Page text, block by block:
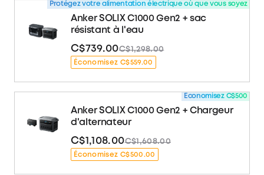
chargement secteur, guide de démarrage
rapide et carte de sécurité et de garantie.
En savoir plus sur le C1000 Gen2 >>
Anker SOLIX C1000 Gen2 + sac
résistant à l'eau
C$739.00C$1,298.00
Économisez C$559.00
Protégez votre alimentation électrique où que vous soyez
Anker SOLIX C1000 Gen2 + Chargeur
d'alternateur
C$1,108.00C$1,608.00
Économisez C$500.00
Économisez C$500